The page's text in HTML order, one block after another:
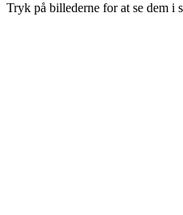
Tryk på billederne for at se dem i